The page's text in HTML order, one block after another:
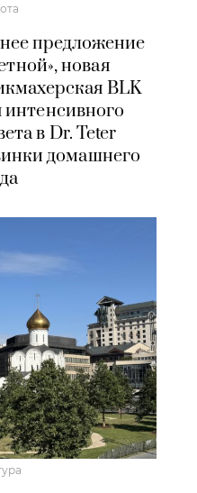
предложение
новая
BLK
в Dr. Teter
домашнего